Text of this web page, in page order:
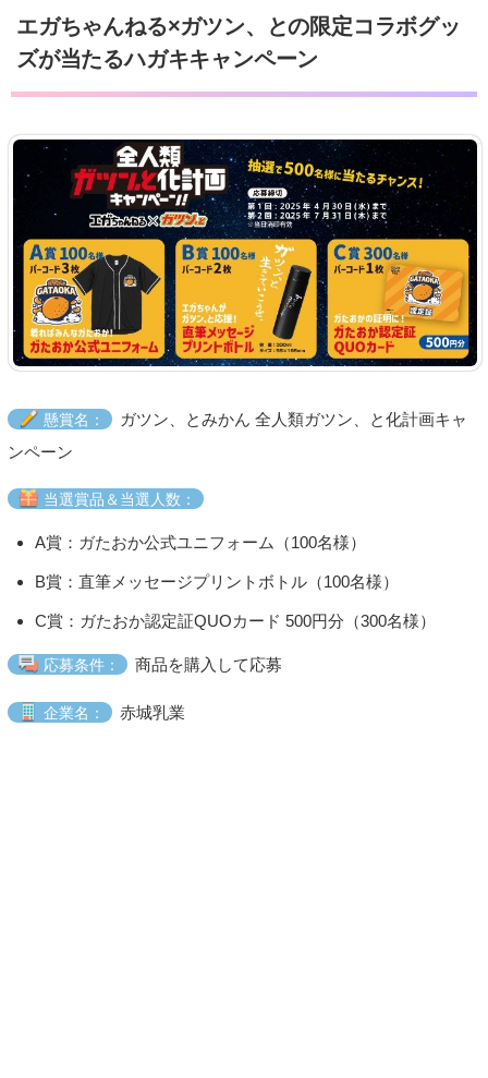
エガちゃんねる×ガツン、との限定コラボグッ
ズが当たるハガキキャンペーン
懸賞名：
ガツン、とみかん 全人類ガツン、と化計画キャ
ンペーン
当選賞品＆当選人数：
A賞：ガたおか公式ユニフォーム（100名様）
B賞：直筆メッセージプリントボトル（100名様）
C賞：ガたおか認定証QUOカード 500円分（300名様）
応募条件： 商品を購入して応募
企業名： 赤城乳業